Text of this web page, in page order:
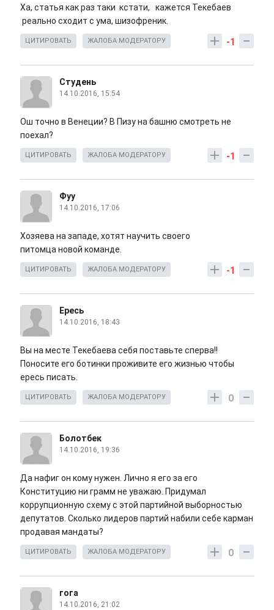
Ха, статья как раз таки кстати, кажется Текебаев
реально сходит с ума, шизофреник.
-1
ЦИТИРОВАТЬ ЖАЛОБА МОДЕРАТОРУ
Студень
14.10.2016, 15:54
Ош точно в Венеции? В Пизу на башню смотреть не
поехал?
-1
ЦИТИРОВАТЬ ЖАЛОБА МОДЕРАТОРУ
Фуу
14.10.2016, 17:06
Хозяева на западе, хотят научить своего
питомца новой команде.
-1
ЦИТИРОВАТЬ ЖАЛОБА МОДЕРАТОРУ
Ересь
14.10.2016, 18:43
Вы на месте Текебаева себя поставьте сперва!!
Поносите его ботинки проживите его жизнью чтобы
ересь писать.
0
ЦИТИРОВАТЬ ЖАЛОБА МОДЕРАТОРУ
Болотбек
14.10.2016, 19:36
Да нафиг он кому нужен. Лично я его за его
Конституцию ни грамм не уважаю. Придумал
коррупционную схему с этой партийной выборностью
депутатов. Сколько лидеров партий набили себе карман
продавая мандаты?
0
ЦИТИРОВАТЬ ЖАЛОБА МОДЕРАТОРУ
гога
14.10.2016, 21:02